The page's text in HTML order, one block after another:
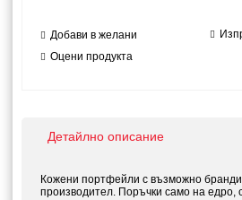
Добави в желани
Оцени продукта
Детайлно описание
Кожени портфейли с възможно
производител. Поръчки само на едро,